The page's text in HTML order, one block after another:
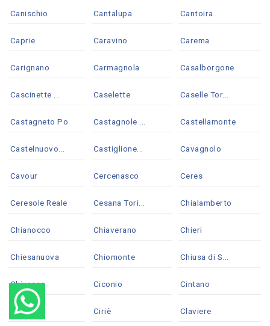
Canischio Cantalupa Cantoira
Caprie Caravino Carema
Carignano Carmagnola Casalborgone
Cascinette ... Caselette Caselle Tor...
Castagneto Po Castagnole ... Castellamonte
Castelnuovo... Castiglione... Cavagnolo
Cavour Cercenasco Ceres
Ceresole Reale Cesana Tori... Chialamberto
Chianocco Chiaverano Chieri
Chiesanuova Chiomonte Chiusa di S...
Chivasso Ciconio Cintano
Cinzano Ciriè Claviere